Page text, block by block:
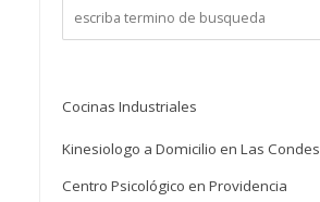
Cocinas Industriales
Kinesiologo a Domicilio en Las Condes
Centro Psicológico en Providencia